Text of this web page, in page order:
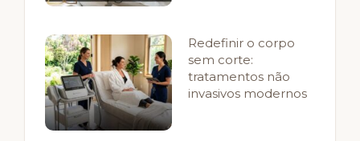
Redefinir o corpo
sem corte:
tratamentos não
invasivos modernos